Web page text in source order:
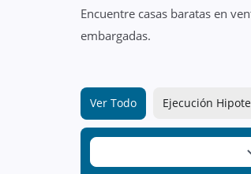
Encuentre casas baratas en
embargadas.
Ver Todo Ejecución